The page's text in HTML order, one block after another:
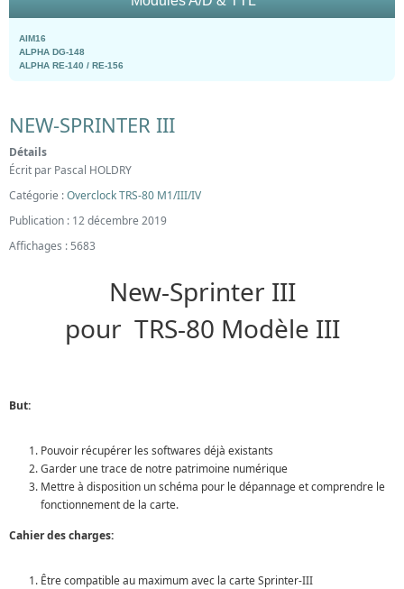
AIM16
ALPHA DG-148
ALPHA RE-140 / RE-156
NEW-SPRINTER III
Détails
Écrit par Pascal HOLDRY
Catégorie :Overclock TRS-80 M1/III/IV
Publication : 12 décembre 2019
Affichages : 5683
New-Sprinter III
pour TRS-80 Modèle III
But:
Pouvoir récupérer les softwares déjà existants
Garder une trace de notre patrimoine numérique
Mettre à disposition un schéma pour le dépannage et comprendre le
fonctionnement de la carte.
Cahier des charges:
Être compatible au maximum avec la carte Sprinter-III